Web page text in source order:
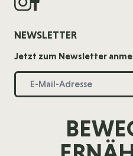
NEWSLETTER
Jetzt zum Newsletter